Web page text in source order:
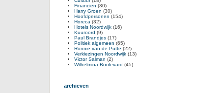
Financiën (30)
Harry Groen (30)
Hoofdpersonen (154)
Horeca (32)
Hotels Noordwijk (16)
Kuuroord (9)
Paul Brandjes (17)
Politiek algemeen (65)
Ronnie van de Putte (22)
Verkiezingen Noordwijk (13)
Victor Salman (2)
Wilhelmina Boulevard (45)
archieven